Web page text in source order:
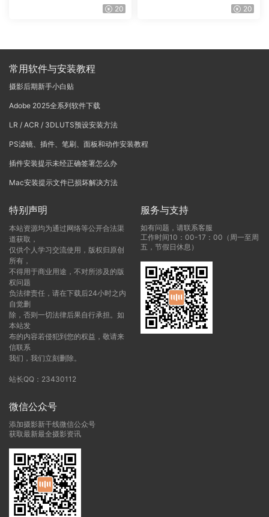
Vinci Resolve Studio21.0.320
戏团 – QUEST 60 调色预设A
20
常用软件与安装教程
摄影后期新手小白贴
Adobe 2025全系列软件下载
LR / ACR / 3DLUTS预设安装方法
PS滤镜、插件、笔刷、面板和动作安装教程
插件安装提示未经正确签署怎么办
Mac安装提示文件已损坏解决方法
特别声明
本站资源均为通过网络等公开合法渠
道获取，
仅供个人学习交流使用，版权归原创
所有，
不得用于商业用途，不对所涉及的版
权问题
负法律责任，请在下载后24小时之内
自觉删
除，否则一切法律后果自行承担。如
本站发
布的内容若侵犯到您的权益，敬请来
信联系
我们，我们立刻删除。
站长QQ：23430112
服务与支持
如有问题，请联系客服
工作时间10：00-17：00（周一至周
五，节假日休息）
微信公众号
添加摄影新干线微信公众号
获取最新最全摄影资讯